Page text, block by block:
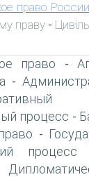
право России
праву -
право -
-
процесс -
-
процесс